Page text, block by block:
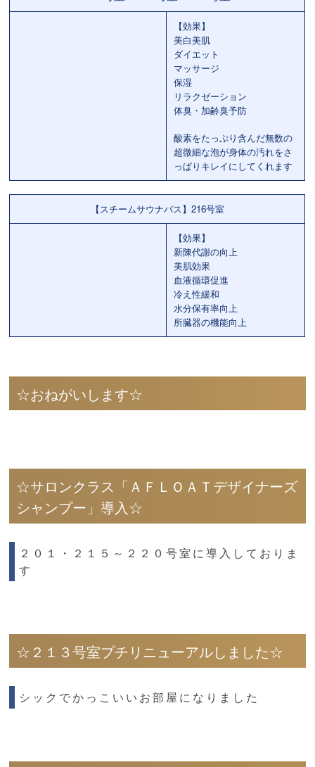
【効果】
美白美肌
ダイエット
マッサージ
保湿
リラクゼーション
体臭・加齢臭予防
酸素をたっぷり含んだ無数の
超微細な泡が身体の汚れをさ
っぱりキレイにしてくれます
【スチームサウナバス】216号室
【効果】
新陳代謝の向上
美肌効果
血液循環促進
冷え性緩和
水分保有率向上
所臓器の機能向上
☆おねがいします☆
☆サロンクラス「ＡＦＬＯＡＴデザイナーズ
シャンプー」導入☆
２０１・２１５～２２０号室に導入しておりま
す
☆２１３号室プチリニューアルしました☆
シックでかっこいいお部屋になりました